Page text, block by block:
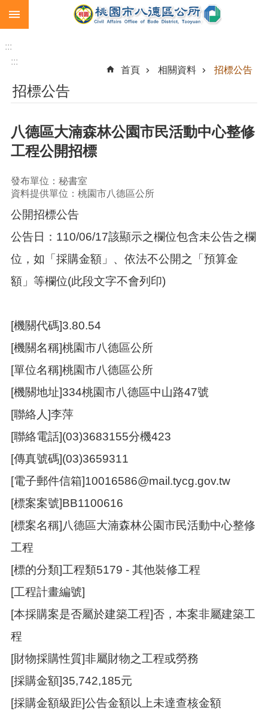
跳到主要內容區塊
市
民
急
難
助
階
搜
尋
介
紹
訊
息
告
生
便
民
資
訊
機
通
錄
相
關
資
料
活
報
名
專
區
:::
:::
首頁
相關資料 招標公告
招標公告
八德區大湳森林公園市民活動中心整修
工程公開招標
發布單位：秘書室
資料提供單位：桃園市八德區公所
公開招標公告
公告日：110/06/17該顯示之欄位包含未公告之欄
位，如「採購金額」、依法不公開之「預算金
額」等欄位(此段文字不會列印)
[機關代碼]3.80.54
[機關名稱]桃園市八德區公所
[單位名稱]桃園市八德區公所
[機關地址]334桃園市八德區中山路47號
[聯絡人]李萍
[聯絡電話](03)3683155分機423
[傳真號碼](03)3659311
[電子郵件信箱]10016586@mail.tycg.gov.tw
[標案案號]BB1100616
[標案名稱]八德區大湳森林公園市民活動中心整修
工程
[標的分類]工程類5179 - 其他裝修工程
[工程計畫編號]
[本採購案是否屬於建築工程]否，本案非屬建築工
程
[財物採購性質]非屬財物之工程或勞務
[採購金額]35,742,185元
[採購金額級距]公告金額以上未達查核金額